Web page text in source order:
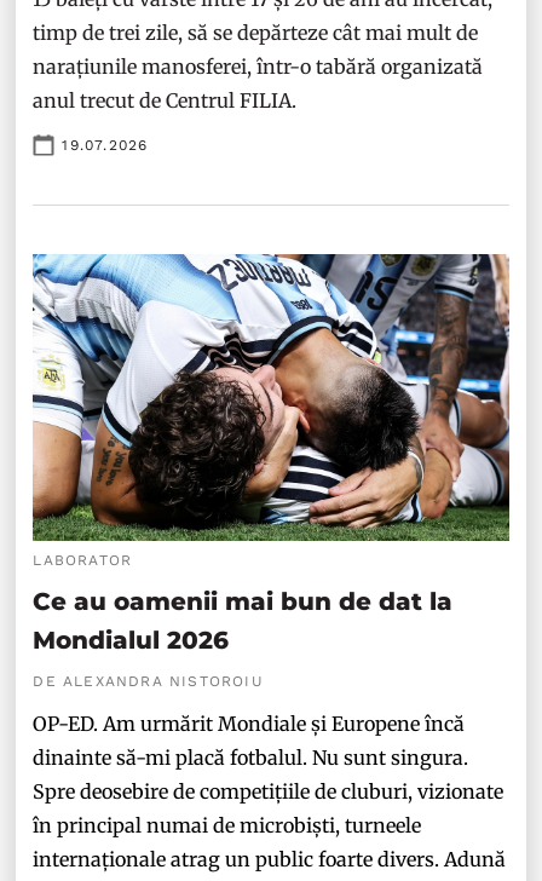
timp de trei zile, să se depărteze cât mai mult de
narațiunile manosferei, într-o tabără organizată
anul trecut de Centrul FILIA.
19.07.2026
LABORATOR
Ce au oamenii mai bun de dat la
Mondialul 2026
DE ALEXANDRA NISTOROIU
OP-ED. Am urmărit Mondiale și Europene încă
dinainte să-mi placă fotbalul. Nu sunt singura.
Spre deosebire de competițiile de cluburi, vizionate
în principal numai de microbiști, turneele
internaționale atrag un public foarte divers. Adună